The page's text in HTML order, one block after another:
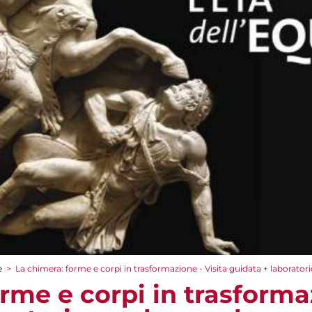
> La chimera: forme e corpi in trasformazione - Visita guidata +
e corpi in